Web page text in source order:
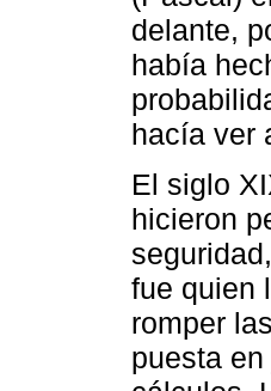
delante,
había
hacía ver
El siglo
hicieron
fue quien
romper
puesta